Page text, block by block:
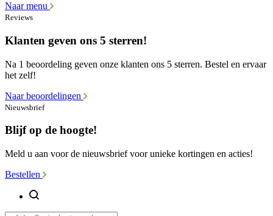
Naar menu
Reviews
Klanten geven ons 5 sterren!
Na 1 beoordeling geven onze klanten ons 5 sterren. Bestel en ervaar
het zelf!
Naar beoordelingen
Nieuwsbrief
Blijf op de hoogte!
Meld u aan voor de nieuwsbrief voor unieke kortingen en acties!
Bestellen